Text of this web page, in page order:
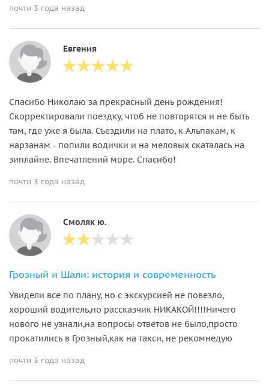
почти 3 года назад
Евгения
Спасибо Николаю за прекрасный день рождения!
Скорректировали поездку, чтоб не повторятся и не быть
там, где уже я была. Съездили на плато, к Альпакам, к
нарзанам - попили водички и на меловых скаталась на
зиплайне. Впечатлений море. Спасибо!
почти 3 года назад
Смоляк ю.
Грозный и Шали: история и современность
Увидели все по плану, но с экскурсией не повезло,
хороший водитель,но рассказчик НИКАКОЙ!!!!Ничего
нового не узнали,на вопросы ответов не было,просто
прокатились в Грозный,как на такси, не рекомнедую
почти 3 года назад